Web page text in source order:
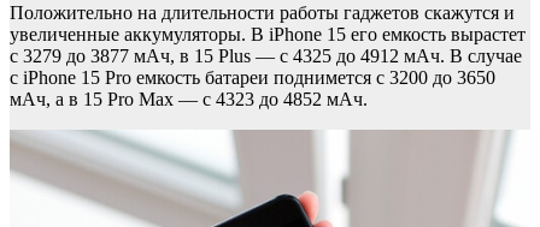
Положительно на длительности работы гаджетов скажутся и
увеличенные аккумуляторы. В iPhone 15 его емкость вырастет
с 3279 до 3877 мАч, в 15 Plus — с 4325 до 4912 мАч. В случае
с iPhone 15 Pro емкость батареи поднимется с 3200 до 3650
мАч, а в 15 Pro Max — с 4323 до 4852 мАч.